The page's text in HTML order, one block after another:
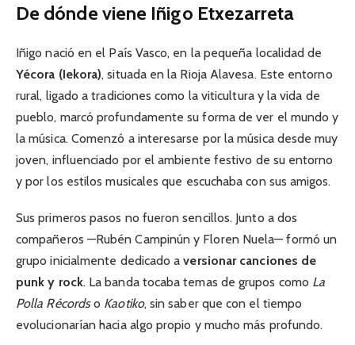
De dónde viene Iñigo Etxezarreta
Iñigo nació en el País Vasco, en la pequeña localidad de
Yécora (Iekora), situada en la Rioja Alavesa. Este entorno
rural, ligado a tradiciones como la viticultura y la vida de
pueblo, marcó profundamente su forma de ver el mundo y
la música. Comenzó a interesarse por la música desde muy
joven, influenciado por el ambiente festivo de su entorno
y por los estilos musicales que escuchaba con sus amigos.
Sus primeros pasos no fueron sencillos. Junto a dos
compañeros —Rubén Campinún y Floren Nuela— formó un
grupo inicialmente dedicado aversionar canciones de
punk y rock. La banda tocaba temas de grupos como La
Polla Récordso Kaotiko, sin saber que con el tiempo
evolucionarían hacia algo propio y mucho más profundo.